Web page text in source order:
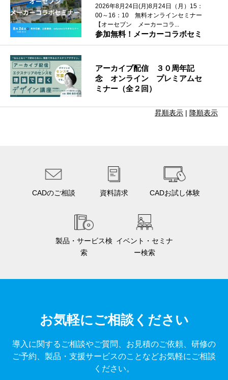
2026年8月24日(月)8月24日（月）15：
00～16：10 無料オンラインセミナー
【オーセブン メーカーコラ...
参加無料！メーカーコラボセミ
ナー 2026年8月
アーカイブ配信 ３０周年記
念 オンライン プレミアムセ
ミナー（全２回）
昇順表示 | 降順表示
CADのご相談 資料請求 CADお試し体験
製品・サービス検
索
イベント・セミナ
ー検索
お気軽にご相談ください
導入に関するご相談やご質問、お見積のご依頼、研修の
ご予約、製品・支援サービスのことなどお気軽にご相談
ください。